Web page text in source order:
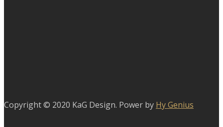
Copyright © 2020 KaG Design. Power by Hy Genius